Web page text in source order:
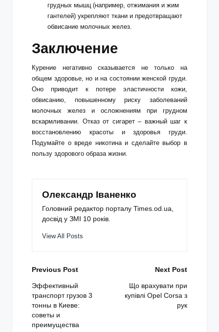
грудных мышц (например, отжимания и жим
гантелей) укрепляют ткани и предотвращают
обвисание молочных желез.
Заключение
Курение негативно сказывается не только на
общем здоровье, но и на состоянии женской груди.
Оно приводит к потере эластичности кожи,
обвисанию, повышенному риску заболеваний
молочных желез и осложнениям при грудном
вскармливании. Отказ от сигарет – важный шаг к
восстановлению красоты и здоровья груди.
Подумайте о вреде никотина и сделайте выбор в
пользу здорового образа жизни.
Олександр Іваненко
Головний редактор порталу Times.od.ua,
досвід у ЗМІ 10 років.
View All Posts
Post
navigation
Previous Post
Эффективный
транспорт грузов 3
тонны в Киеве:
советы и
преимущества
Next Post
Що врахувати при
купівлі Opel Corsa з
рук